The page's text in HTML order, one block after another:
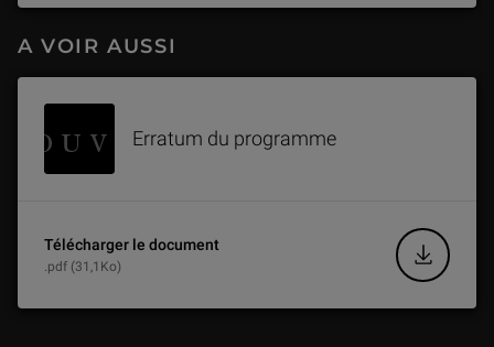
(7/12) Stèles et autres monuments dans les inscriptions louvites
(8/12) Les sculptures néo-hittites et autres découvertes récentes à Tell Tayinat
A VOIR AUSSI
Erratum du programme
Télécharger le document
.pdf (31,1Ko)